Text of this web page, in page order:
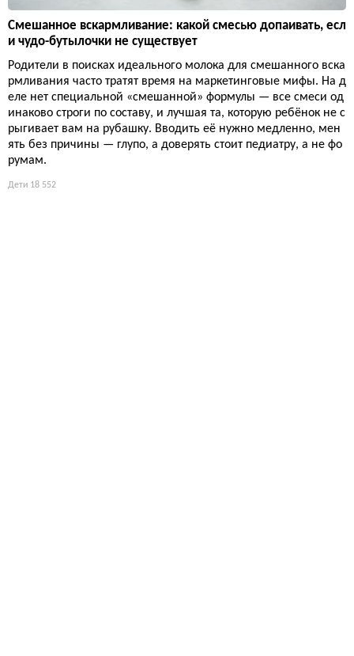
Смешанное вскармливание: какой смесью допаивать, есл
и чудо-бутылочки не существует
Родители в поисках идеального молока для смешанного вска
рмливания часто тратят время на маркетинговые мифы. На д
еле нет специальной «смешанной» формулы — все смеси од
инаково строги по составу, и лучшая та, которую ребёнок не с
рыгивает вам на рубашку. Вводить её нужно медленно, мен
ять без причины — глупо, а доверять стоит педиатру, а не фо
румам.
Дети 18 552